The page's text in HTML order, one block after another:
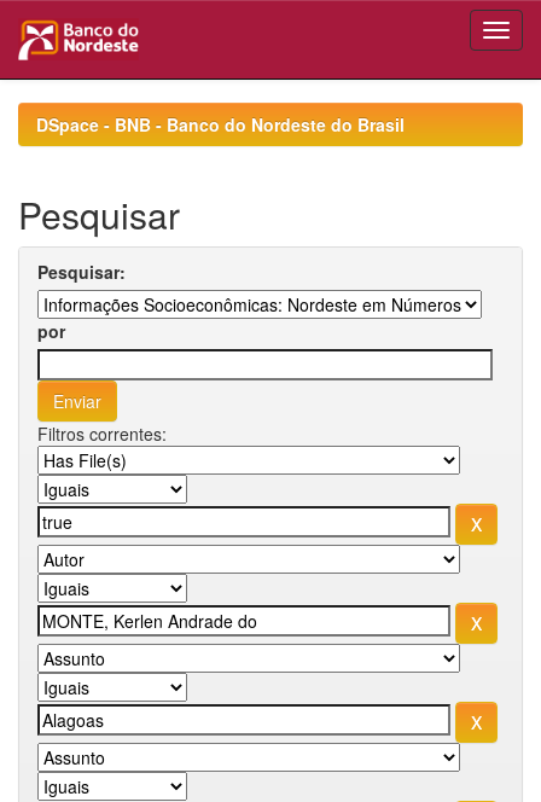
navigationDSpace - BNB - Banco do Nordeste do Brasil
Pesquisar
Pesquisar:
por
Filtros correntes: